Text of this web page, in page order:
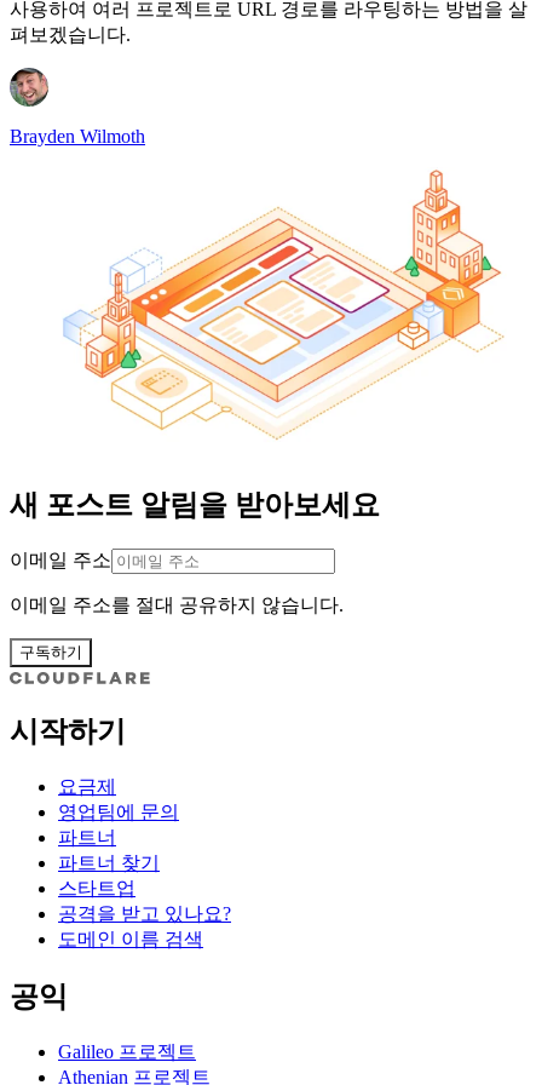
사용하여 여러 프로젝트로 URL 경로를 라우팅하는 방법을 살
펴보겠습니다.
Brayden Wilmoth
새 포스트 알림을 받아보세요
이메일 주소
이메일 주소를 절대 공유하지 않습니다.
구독하기
시작하기
요금제
영업팀에 문의
파트너
파트너 찾기
스타트업
공격을 받고 있나요?
도메인 이름 검색
공익
Galileo 프로젝트
Athenian 프로젝트